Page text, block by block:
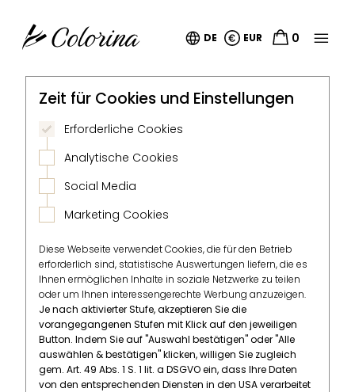
 DE EUR 0 
Zeit für Cookies und Einstellungen
Erforderliche Cookies
Analytische Cookies
Social Media
Marketing Cookies
Diese Webseite verwendet Cookies, die für den Betrieb
erforderlich sind, statistische Auswertungen liefern, die es
Ihnen ermöglichen Inhalte in soziale Netzwerke zu teilen
oder um Ihnen interessengerechte Werbung anzuzeigen.
Je nach aktivierter Stufe, akzeptieren Sie die
vorangegangenen Stufen mit Klick auf den jeweiligen
Button. Indem Sie auf "Auswahl bestätigen" oder "Alle
auswählen & bestätigen" klicken, willigen Sie zugleich
gem. Art. 49 Abs. 1 S. 1 lit. a DSGVO ein, dass Ihre Daten
von den entsprechenden Diensten in den USA verarbeitet